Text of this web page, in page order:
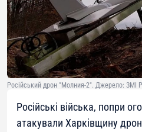
Російський дрон "Молния-2". Джерело: ЗМІ
Російські війська, попри
атакували Харківщину